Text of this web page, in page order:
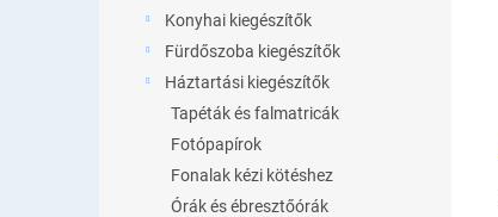
Konyhai kiegészítők
Fürdőszoba kiegészítők
Háztartási kiegészítők
Tapéták és falmatricák
Fotópapírok
Fonalak kézi kötéshez
Órák és ébresztőórák